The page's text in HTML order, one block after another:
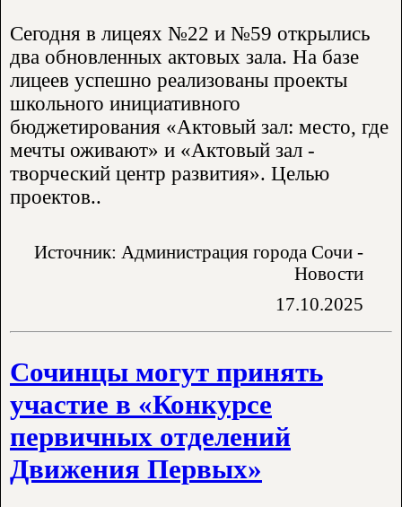
Сегодня в лицеях №22 и №59 открылись
два обновленных актовых зала. На базе
лицеев успешно реализованы проекты
школьного инициативного
бюджетирования «Актовый зал: место, где
мечты оживают» и «Актовый зал -
творческий центр развития». Целью
проектов..
Источник: Администрация города Сочи -
Новости
17.10.2025
Сочинцы могут принять
участие в «Конкурсе
первичных отделений
Движения Первых»